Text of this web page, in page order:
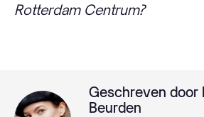
Rotterdam Centrum?
Geschreven door
Beurden